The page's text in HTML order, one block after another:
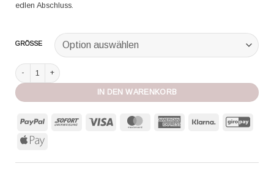
edlen Abschluss.
GRÖSSE
Aubade String Cosmic Romance sand rose Menge
IN DEN WARENKORB
PayPal Sofort MasterCard American
Klarna
Apple